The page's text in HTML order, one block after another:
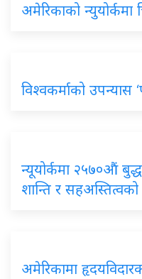
अमेरिकाको न्युयोर्कमा
विश्वकर्माको उपन्यास
न्यूयोर्कमा २५७०औं
शान्ति र
अमेरिकामा